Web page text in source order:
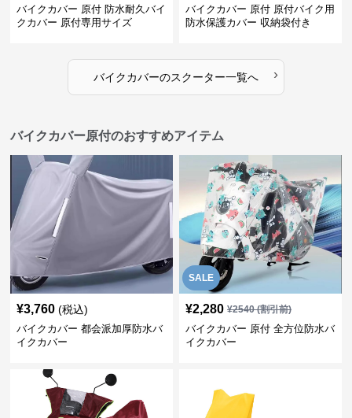
バイクカバー 原付 防水耐久バイ
クカバー 原付専用サイズ
バイクカバー 原付 原付バイク用
防水保護カバー 収納袋付き
バイクカバーのスクーター一覧へ ›
バイクカバー原付のおすすめアイテム
¥3,760 (税込)
バイクカバー 都会派加厚防水バ
イクカバー
SALE
¥2,280 ¥2540(割引前)
バイクカバー 原付 全方位防水バ
イクカバー